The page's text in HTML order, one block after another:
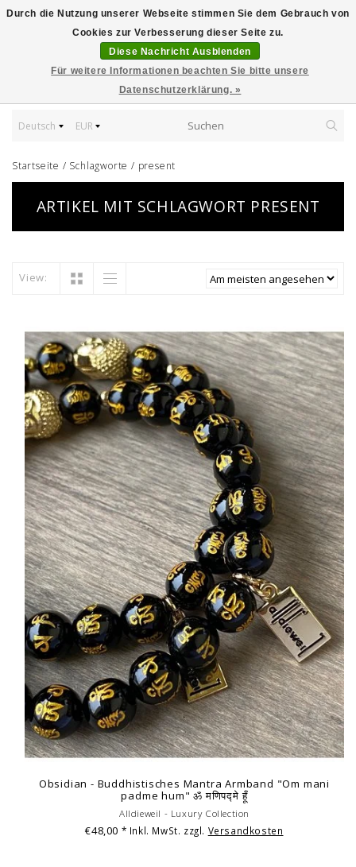
Deutsch EUR
Startseite / Schlagworte / present
ARTIKEL MIT SCHLAGWORT PRESENT
View:
Obsidian - Buddhistisches Mantra Armband "Om mani
padme hum" ॐ मणिपद्मे हूँ
Alldieweil - Luxury Collection
€48,00 * Inkl. MwSt. zzgl. Versandkosten
Durch die Nutzung unserer Webseite stimmen Sie dem Gebrauch von
Cookies zur Verbesserung dieser Seite zu.
Diese Nachricht Ausblenden
Für weitere Informationen beachten Sie bitte unsere
Datenschutzerklärung. »